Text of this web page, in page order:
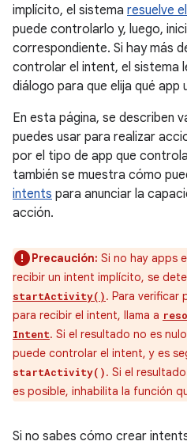
implícito, el sistema resuelve
puede controlarlo y, luego,
correspondiente. Si hay más
controlar el intent, el sistema
diálogo para que elija qué app
En esta página, se describen
puedes usar para realizar
por el tipo de app que
también se muestra cómo
intents para anunciar la
acción.
Precaución: Si no hay apps
recibir un intent implícito, se
startActivity(). Para verificar
para recibir el intent, llama a
Intent. Si el resultado no es
puede controlar el intent, y es
startActivity(). Si el
es posible, inhabilita la función
Si no sabes cómo crear